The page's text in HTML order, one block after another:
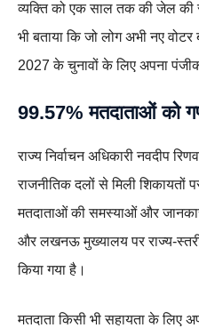
व्यक्ति को एक साल तक की जेल की
भी बताया कि जो लोग अभी नए
2027 के चुनावों के लिए अपना
99.57% मतदाताओं को
राज्य निर्वाचन अधिकारी नवदीप
राजनीतिक दलों से मिली शिकायतों
मतदाताओं की समस्याओं और
और लखनऊ मुख्यालय पर राज्य-
किया गया है।
मतदाता किसी भी सहायता के